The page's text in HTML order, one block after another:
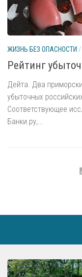
ЖИЗНЬ БЕЗ ОПАСНОСТИ /
Рейтинг
Дейта. Два
убыточных
Соответствующее
Банки.ру,...